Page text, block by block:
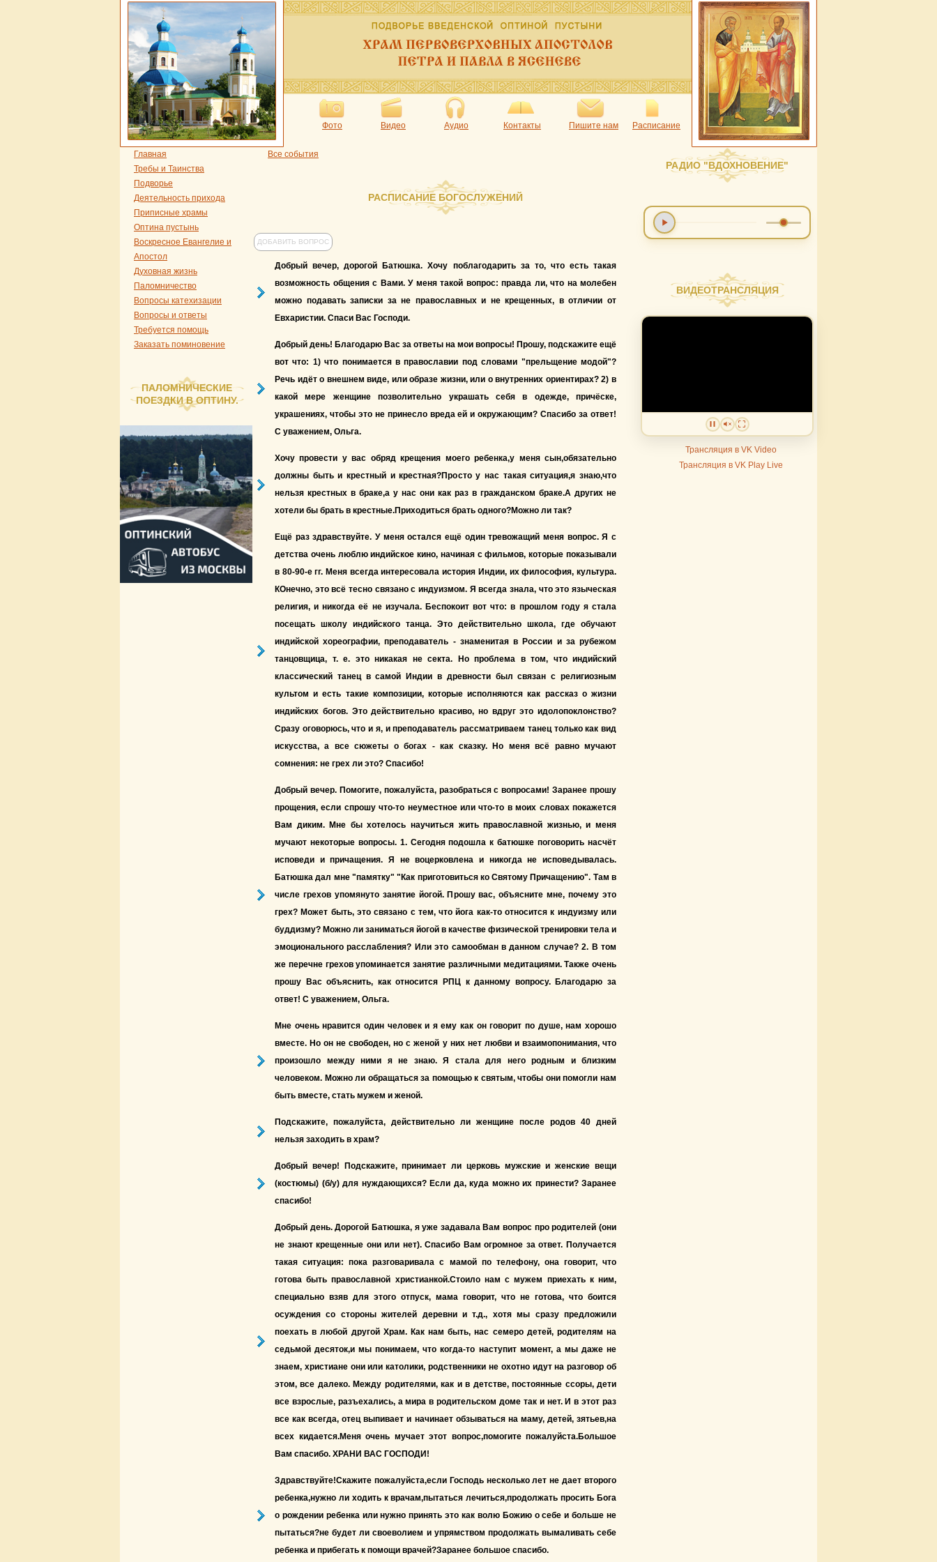
Фото Видео Аудио Контакты Пишите нам Расписание
Главная
Требы и Таинства
Подворье
Деятельность прихода
Приписные храмы
Оптина пустынь
Воскресное Евангелие и
Апостол
Духовная жизнь
Паломничество
Вопросы катехизации
Вопросы и ответы
Требуется помощь
Заказать поминовение
ПАЛОМНИЧЕСКИЕ
ПОЕЗДКИ В ОПТИНУ.
Все события
РАСПИСАНИЕ БОГОСЛУЖЕНИЙ
ДОБАВИТЬ ВОПРОС
Добрый вечер, дорогой Батюшка. Хочу поблагодарить за то, что есть такая
возможность общения с Вами. У меня такой вопрос: правда ли, что на молебен
можно подавать записки за не православных и не крещенных, в отличии от
Евхаристии. Спаси Вас Господи.
Добрый день! Благодарю Вас за ответы на мои вопросы! Прошу, подскажите ещё
вот что: 1) что понимается в православии под словами "прельщение модой"?
Речь идёт о внешнем виде, или образе жизни, или о внутренних ориентирах? 2) в
какой мере женщине позволительно украшать себя в одежде, причёске,
украшениях, чтобы это не принесло вреда ей и окружающим? Спасибо за ответ!
С уважением, Ольга.
Хочу провести у вас обряд крещения моего ребенка,у меня сын,обязательно
должны быть и крестный и крестная?Просто у нас такая ситуация,я знаю,что
нельзя крестных в браке,а у нас они как раз в гражданском браке.А других не
хотели бы брать в крестные.Приходиться брать одного?Можно ли так?
Ещё раз здравствуйте. У меня остался ещё один тревожащий меня вопрос. Я с
детства очень люблю индийское кино, начиная с фильмов, которые показывали
в 80-90-е гг. Меня всегда интересовала история Индии, их философия, культура.
КОнечно, это всё тесно связано с индуизмом. Я всегда знала, что это языческая
религия, и никогда её не изучала. Беспокоит вот что: в прошлом году я стала
посещать школу индийского танца. Это действительно школа, где обучают
индийской хореографии, преподаватель - знаменитая в России и за рубежом
танцовщица, т. е. это никакая не секта. Но проблема в том, что индийский
классический танец в самой Индии в древности был связан с религиозным
культом и есть такие композиции, которые исполняются как рассказ о жизни
индийских богов. Это действительно красиво, но вдруг это идолопоклонство?
Сразу оговорюсь, что и я, и преподаватель рассматриваем танец только как вид
искусства, а все сюжеты о богах - как сказку. Но меня всё равно мучают
сомнения: не грех ли это? Спасибо!
Добрый вечер. Помогите, пожалуйста, разобраться с вопросами! Заранее прошу
прощения, если спрошу что-то неуместное или что-то в моих словах покажется
Вам диким. Мне бы хотелось научиться жить православной жизнью, и меня
мучают некоторые вопросы. 1. Сегодня подошла к батюшке поговорить насчёт
исповеди и причащения. Я не воцерковлена и никогда не исповедывалась.
Батюшка дал мне "памятку" "Как приготовиться ко Святому Причащению". Там в
числе грехов упомянуто занятие йогой. Прошу вас, объясните мне, почему это
грех? Может быть, это связано с тем, что йога как-то относится к индуизму или
буддизму? Можно ли заниматься йогой в качестве физической тренировки тела и
эмоционального расслабления? Или это самообман в данном случае? 2. В том
же перечне грехов упоминается занятие различными медитациями. Также очень
прошу Вас объяснить, как относится РПЦ к данному вопросу. Благодарю за
ответ! С уважением, Ольга.
Мне очень нравится один человек и я ему как он говорит по душе, нам хорошо
вместе. Но он не свободен, но с женой у них нет любви и взаимопонимания, что
произошло между ними я не знаю. Я стала для него родным и близким
человеком. Можно ли обращаться за помощью к святым, чтобы они помогли нам
быть вместе, стать мужем и женой.
Подскажите, пожалуйста, действительно ли женщине после родов 40 дней
нельзя заходить в храм?
Добрый вечер! Подскажите, принимает ли церковь мужские и женские вещи
(костюмы) (б/у) для нуждающихся? Если да, куда можно их принести? Заранее
спасибо!
Добрый день. Дорогой Батюшка, я уже задавала Вам вопрос про родителей (они
не знают крещенные они или нет). Спасибо Вам огромное за ответ. Получается
такая ситуация: пока разговаривала с мамой по телефону, она говорит, что
готова быть православной христианкой.Стоило нам с мужем приехать к ним,
специально взяв для этого отпуск, мама говорит, что не готова, что боится
осуждения со стороны жителей деревни и т.д., хотя мы сразу предложили
поехать в любой другой Храм. Как нам быть, нас семеро детей, родителям на
седьмой десяток,и мы понимаем, что когда-то наступит момент, а мы даже не
знаем, христиане они или католики, родственники не охотно идут на разговор об
этом, все далеко. Между родителями, как и в детстве, постоянные ссоры, дети
все взрослые, разъехались, а мира в родительском доме так и нет. И в этот раз
все как всегда, отец выпивает и начинает обзываться на маму, детей, зятьев,на
всех кидается.Меня очень мучает этот вопрос,помогите пожалуйста.Большое
Вам спасибо. ХРАНИ ВАС ГОСПОДИ!
Здравствуйте!Скажите пожалуйста,если Господь несколько лет не дает второго
ребенка,нужно ли ходить к врачам,пытаться лечиться,продолжать просить Бога
о рождении ребенка или нужно принять это как волю Божию о себе и больше не
пытаться?не будет ли своеволием и упрямством продолжать вымаливать себе
ребенка и прибегать к помощи врачей?Заранее большое спасибо.
РАДИО "ВДОХНОВЕНИЕ"
ВИДЕОТРАНСЛЯЦИЯ
Трансляция в VK Video
Трансляция в VK Play Live